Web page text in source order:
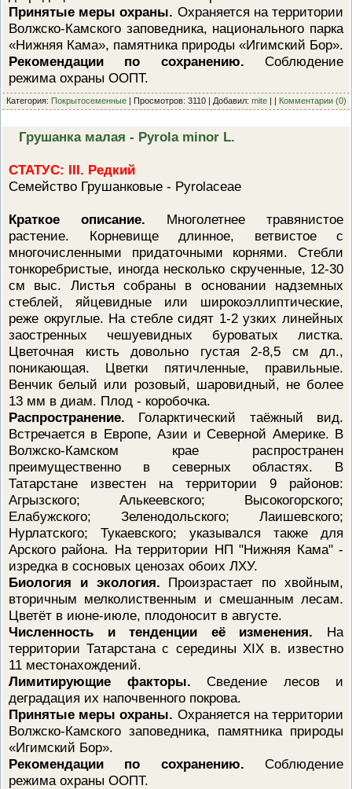
Принятые меры охраны. Охраняется на территории
Волжско-Камского заповедника, национального парка
«Нижняя Кама», памятника природы «Игимский Бор».
Рекомендации по сохранению. Соблюдение
режима охраны ООПТ.
Категория: Покрытосеменные | Просмотров: 3110 | Добавил: mite | | Комментарии (0)
Грушанка малая - Pyrola minor L.
СТАТУС: III. Редкий
Семейство Грушанковые - Pyrolaceae
Краткое описание. Многолетнее травянистое
растение. Корневище длинное, ветвистое с
многочисленными придаточными корнями. Стебли
тонкоребристые, иногда несколько скрученные, 12-30
см выс. Листья собраны в основании надземных
стеблей, яйцевидные или широкоэллиптические,
реже округлые. На стебле сидят 1-2 узких линейных
заостренных чешуевидных буроватых листка.
Цветочная кисть довольно густая 2-8,5 см дл.,
поникающая. Цветки пятичленные, правильные.
Венчик белый или розовый, шаровидный, не более
13 мм в диам. Плод - коробочка.
Распространение. Голарктический таёжный вид.
Встречается в Европе, Азии и Северной Америке. В
Волжско-Камском крае распространен
преимущественно в северных областях. В
Татарстане известен на территории 9 районов:
Агрызского; Алькеевского; Высокогорского;
Елабужского; Зеленодольского; Лаишевского;
Нурлатского; Тукаевского; указывался также для
Арского района. На территории НП "Нижняя Кама" -
изредка в сосновых ценозах обоих ЛХУ.
Биология и экология. Произрастает по хвойным,
вторичным мелколиственным и смешанным лесам.
Цветёт в июне-июле, плодоносит в августе.
Численность и тенденции её изменения. На
территории Татарстана с середины XIX в. известно
11 местонахождений.
Лимитирующие факторы. Сведение лесов и
деградация их напочвенного покрова.
Принятые меры охраны. Охраняется на территории
Волжско-Камского заповедника, памятника природы
«Игимский Бор».
Рекомендации по сохранению. Соблюдение
режима охраны ООПТ.